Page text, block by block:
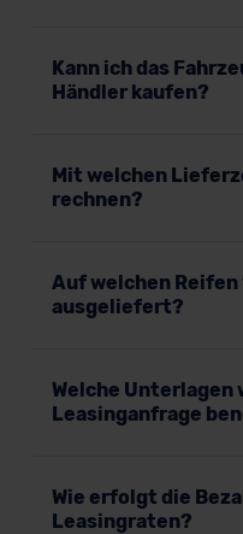
unserem
Datenschutzerklärung
Kann ich das
Händler kaufen?
Mit welchen
rechnen?
Auf welchen Reifen
ausgeliefert?
Welche Unterlagen
Leasinganfrage
Wie erfolgt die
Leasingraten?